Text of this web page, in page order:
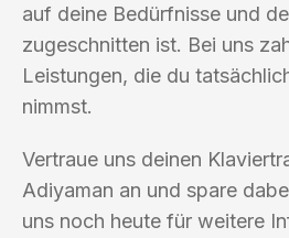
auf deine Bedürfnisse und
zugeschnitten ist. Bei uns
Leistungen, die du
nimmst.
Vertraue uns deinen
Adiyaman an und spare
uns noch heute für weitere